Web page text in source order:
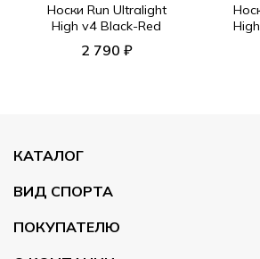
Носки Run Ultralight
High v4 Black-Red
2 790 ₽
КАТАЛОГ
ВИД СПОРТА
ПОКУПАТЕЛЮ